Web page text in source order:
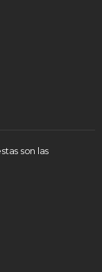
son las